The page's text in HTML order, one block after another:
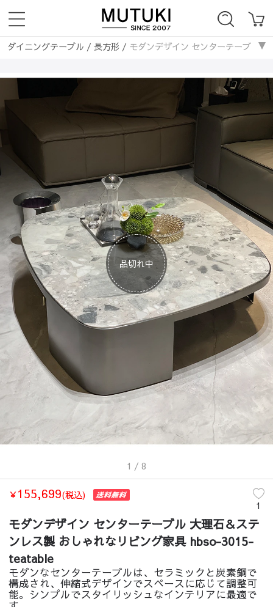
ダイニングテーブル / 長方形/ モダンデザイン センターテーブル
品切れ中
1 / 8
￥155,699(税込)
1
モダンデザイン センターテーブル 大理石＆ステ
ンレス製 おしゃれなリビング家具 hbso-3015-
teatable
モダンなセンターテーブルは、セラミックと炭素鋼で
構成され、伸縮式デザインでスペースに応じて調整可
能。シンプルでスタイリッシュなインテリアに最適で